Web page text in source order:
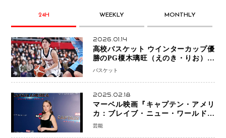
24H WEEKLY MONTHLY
2026.01.14
高校バスケット ウインターカップ優
勝のPG榎木璃旺（えのき・りお）が
プロの現場へ―。
バスケット
2025.02.18
マーベル映画『キャプテン・アメリ
カ：ブレイブ・ニュー・ワールド』
新ブラック・ウィドウ役のシラ・ハー
芸能